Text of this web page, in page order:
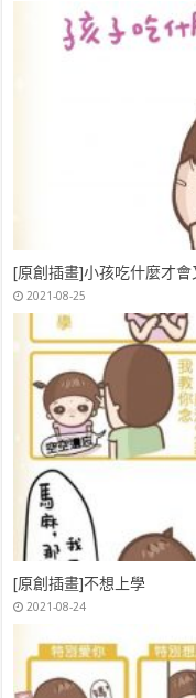
[原創插畫]小孩吃什麼才會
2021-08-25
[原創插畫]不想上學
2021-08-24